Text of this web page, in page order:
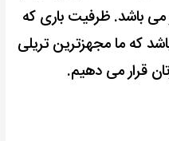
ظرفیت باری که
۴۰ تن می باشد که ما مجهزترین تریلی
قرار می دهیم.